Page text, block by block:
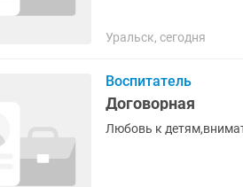
Уральск, сегодня
Воспитатель
Договорная
Любовь к